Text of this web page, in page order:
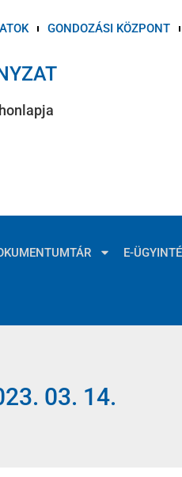
GONDOZÁSI KÖZPONT
E-
03. 14.